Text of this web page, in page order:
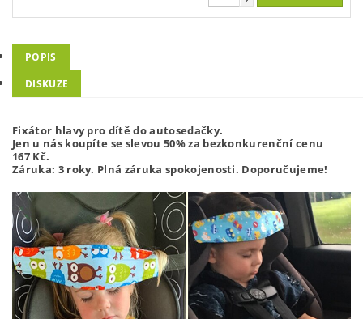
POPIS
DISKUZE
Fixátor hlavy pro dítě do autosedačky.
Jen u nás koupíte se slevou 50% za bezkonkurenční cenu
167Kč.
Záruka: 3 roky. Plná záruka spokojenosti. Doporučujeme!